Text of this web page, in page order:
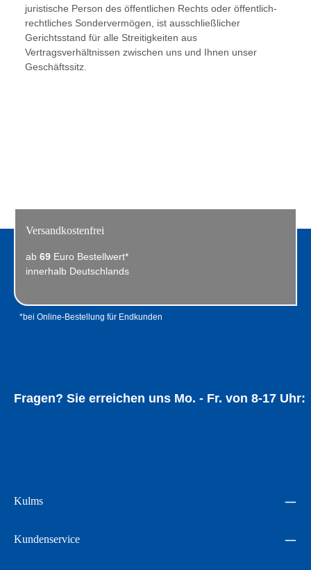
juristische Person des öffentlichen Rechts oder öffentlich-
rechtliches Sondervermögen, ist ausschließlicher
Gerichtsstand für alle Streitigkeiten aus
Vertragsverhältnissen zwischen uns und Ihnen unser
Geschäftssitz.
Fragen? Sie erreichen uns Mo. - Fr. von 8-17 Uhr:
Versandkostenfrei
ab 69 Euro Bestellwert*
innerhalb Deutschlands
*bei Online-Bestellung für Endkunden
Kulms
Kundenservice